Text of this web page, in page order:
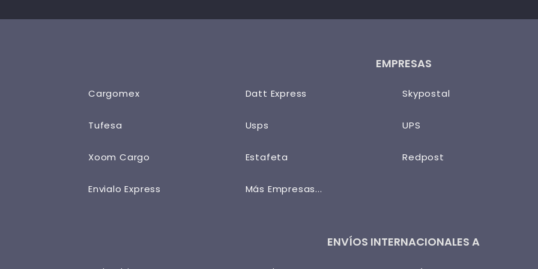
EMPRESAS
Cargomex Datt Express Skypostal
Tufesa Usps UPS
Xoom Cargo Estafeta Redpost
Envialo Express Más Empresas...
ENVÍOS INTERNACIONALES A